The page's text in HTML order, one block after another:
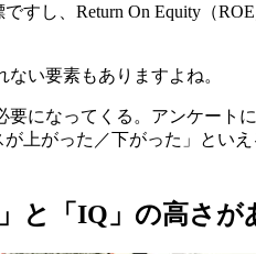
すし、Return On Equity（
い要素もありますよね。
になってくる。アンケー
上がった／下がった」と
と「IQ」の高さが